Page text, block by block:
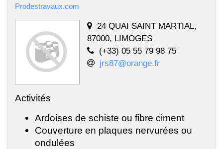
Prodestravaux.com
24 QUAI SAINT MARTIAL,
87000, LIMOGES
(+33) 05 55 79 98 75
jrs87@orange.fr
Activités
Ardoises de schiste ou fibre ciment
Couverture en plaques nervurées ou
ondulées